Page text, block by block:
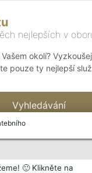
🙂 Klikněte na
nejlepších v
okolí?
pouze ty nejlepší
Vyhledávání